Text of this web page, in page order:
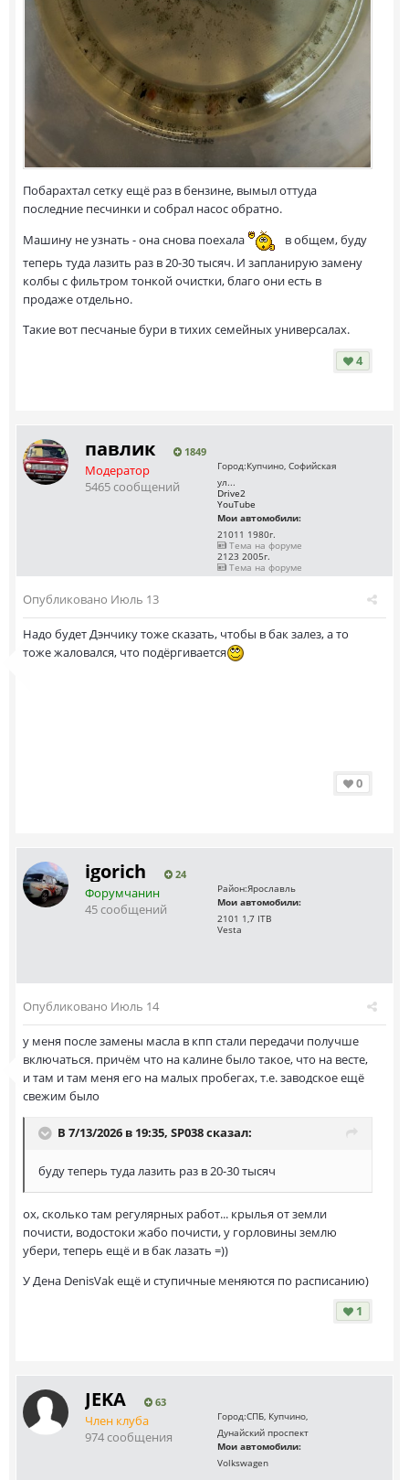
Побарахтал сетку ещё раз в бензине, вымыл оттуда
последние песчинки и собрал насос обратно.
Машину не узнать - она снова поехала
в общем, буду
теперь туда лазить раз в 20-30 тысяч. И запланирую замену
колбы с фильтром тонкой очистки, благо они есть в
продаже отдельно.
Такие вот песчаные бури в тихих семейных универсалах.
4
павлик 1849
Модератор
5465 сообщений
Город:Купчино, Софийская
ул...
Drive2
YouTube
Мои автомобили:
21011 1980г.
Тема на форуме
2123 2005г.
Тема на форуме
Опубликовано Июль 13
Надо будет Дэнчику тоже сказать, чтобы в бак залез, а то
тоже жаловался, что подёргивается
0
igorich 24
Форумчанин
45 сообщений
Район:Ярославль
Мои автомобили:
2101 1,7 ITB
Vesta
Опубликовано Июль 14
у меня после замены масла в кпп стали передачи получше
включаться. причём что на калине было такое, что на весте,
и там и там меня его на малых пробегах, т.е. заводское ещё
свежим было
В 7/13/2026 в 19:35, SP038сказал:
буду теперь туда лазить раз в 20-30 тысяч
ох, сколько там регулярных работ... крылья от земли
почисти, водостоки жабо почисти, у горловины землю
убери, теперь ещё и в бак лазать =))
У Дена DenisVak ещё и ступичные меняются по расписанию)
1
JEKA 63
Член клуба
974 сообщения
Город:СПБ, Купчино,
Дунайский проспект
Мои автомобили:
Volkswagen